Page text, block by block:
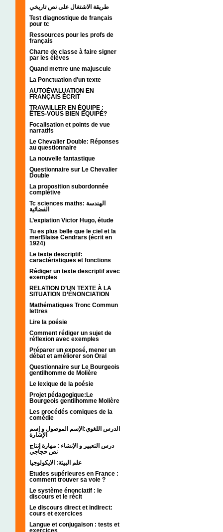
طريقة الاشتغال على نص تاريخي
Test diagnostique de français
pour tc
Ressources pour les profs de
français
Charte de classe à faire signer
par les élèves
Quand mettre une majuscule
La Ponctuation d'un texte
AUTOÉVALUATION EN
FRANÇAIS ÉCRIT
TRAVAILLER EN ÉQUIPE :
ÊTES-VOUS BIEN ÉQUIPÉ?
Focalisation et points de vue
narratifs
Le Chevalier Double: Réponses
au questionnaire
La nouvelle fantastique
Questionnaire sur Le Chevalier
Double
La proposition subordonnée
complétive
Tc sciences maths: الهندسة
الفضائية
L’expiation Victor Hugo, étude
Tu es plus belle que le ciel et la
merBlaise Cendrars (écrit en
1924)
Le texte descriptif:
caractéristiques et fonctions
Rédiger un texte descriptif avec
exemples
RELATION D’UN TEXTE À LA
SITUATION D’ÉNONCIATION
Mathématiques Tronc Commun
lettres
Lire la poésie
Comment rédiger un sujet de
réflexion avec exemples
Préparer un exposé, mener un
débat et améliorer son Oral
Questionnaire sur Le Bourgeois
gentilhomme de Molière
Le lexique de la poésie
Projet pédagogique:Le
Bourgeois gentilhomme Molière
Les procédés comiques de la
comédie
الدرس اللغوي:الإسم الموصول و إسم
الإشارة
درس التعبير و الإنشاء : مهارة إنتاج
نص حجاجي
علم البيئة: الايكولوجيا
Etudes supérieures en France :
comment trouver sa voie ?
Le système énonciatif : le
discours et le récit
Le discours direct et indirect:
cours et exercices
Langue et conjugaison : tests et
exercices